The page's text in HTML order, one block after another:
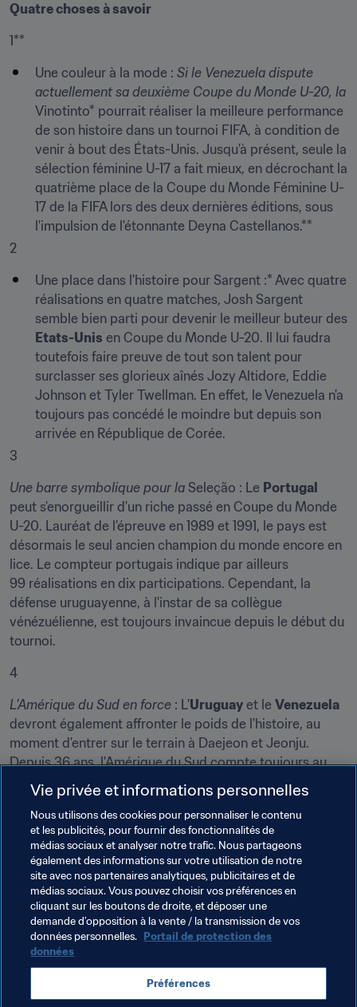
Quatre choses à savoir
1**
Une couleur à la mode : Si le Venezuela dispute
Vinotinto* pourrait réaliser la meilleure performance
de son histoire dans un tournoi FIFA, à condition de
venir à bout des États-Unis. Jusqu'à présent, seule la
sélection féminine U-17 a fait mieux, en décrochant la
quatrième place de la Coupe du Monde Féminine U-
17 de la FIFA lors des deux dernières éditions, sous
l'impulsion de l'étonnante Deyna Castellanos.**
2
Une place dans l'histoire pour Sargent :* Avec quatre
réalisations en quatre matches, Josh Sargent
Etats-Unis en Coupe du Monde U-20. Il lui faudra
toutefois faire preuve de tout son talent pour
surclasser ses glorieux aînés Jozy Altidore, Eddie
Johnson et Tyler Twellman. En effet, le Venezuela n'a
toujours pas concédé le moindre but depuis son
arrivée en République de Corée.
3
Une barre symbolique pour la Seleção : Le Portugal
peut s'enorgueillir d'un riche passé en Coupe du Monde
U-20. Lauréat de l'épreuve en 1989 et 1991, le pays est
désormais le seul ancien champion du monde encore en
lice. Le compteur portugais indique par ailleurs
99 réalisations en dix participations. Cependant, la
défense uruguayenne, à l'instar de sa collègue
vénézuélienne, est toujours invaincue depuis le début du
tournoi.
4
L'Amérique du Sud en force : L'Uruguay et le Venezuela
devront également affronter le poids de l'histoire, au
moment d'entrer sur le terrain à Daejeon et Jeonju.
Depuis 36 ans, l'Amérique du Sud compte toujours au
moins un représentant dans le dernier carré. Il faut
remonter à une défaite de la Celeste contre la Roumanie
en Australie (en 1981) pour trouver trace de sa dernière
absence à ce stade.
Thèmes en lien
Compétitions FIFA Portugal Uruguay USA
Venezuela UEFA Concacaf CONMEBOL
Vie privée et informations personnelles
Nous utilisons des cookies pour personnaliser le contenu
et les publicités, pour fournir des fonctionnalités de
médias sociaux et analyser notre trafic. Nous partageons
également des informations sur votre utilisation de notre
site avec nos partenaires analytiques, publicitaires et de
médias sociaux. Vous pouvez choisir vos préférences en
cliquant sur les boutons de droite, et déposer une
demande d’opposition à la vente / la transmission de vos
données personnelles. Portail de protection des
données
Préférences